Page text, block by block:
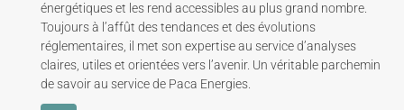
énergétiques et les rend accessibles au plus grand nombre.
Toujours à l’affût des tendances et des évolutions
réglementaires, il met son expertise au service d’analyses
claires, utiles et orientées vers l’avenir. Un véritable parchemin
de savoir au service de Paca Energies.